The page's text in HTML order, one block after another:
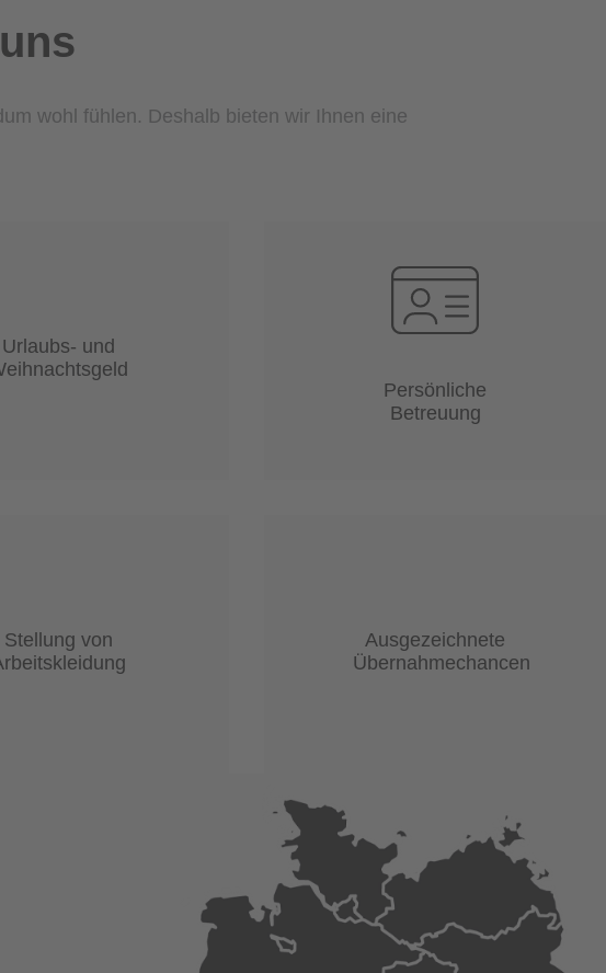
wohl fühlen. Deshalb bieten wir Ihnen eine
Urlaubs- und
Persönliche
Betreuung
Stellung von
Ausgezeichnete
Übernahmechancen